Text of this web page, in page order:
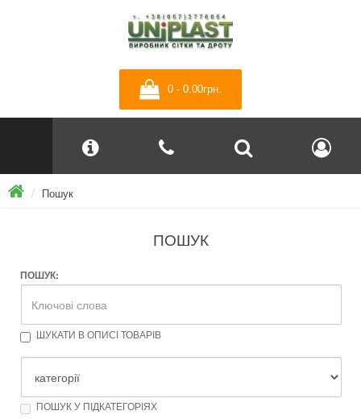
0 - 0.00грн.
Пошук
ПОШУК
ПОШУК:
ШУКАТИ В ОПИСІ ТОВАРІВ
ПОШУК У ПІДКАТЕГОРІЯХ